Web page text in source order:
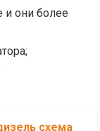
и они более
схема